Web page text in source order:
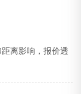
离影响，报价透